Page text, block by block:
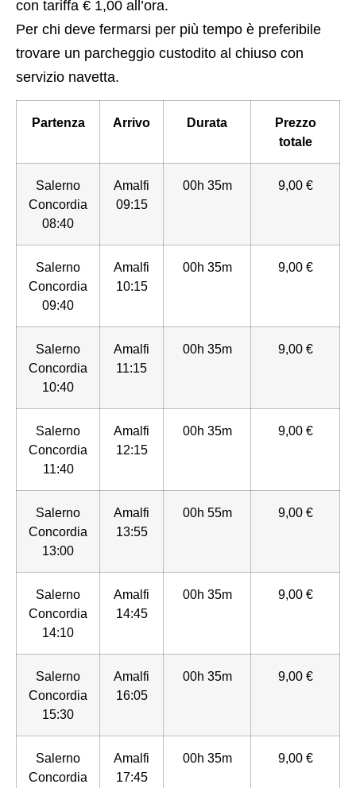
con tariffa € 1,00 all’ora.
Per chi deve fermarsi per più tempo è preferibile
trovare un parcheggio custodito al chiuso con
servizio navetta.
Partenza Arrivo Durata
Prezzo
totale
Salerno
Concordia
08:40
Amalfi
09:15
00h 35m 9,00 €
Salerno
Concordia
09:40
Amalfi
10:15
00h 35m 9,00 €
Salerno
Concordia
10:40
Amalfi
11:15
00h 35m 9,00 €
Salerno
Concordia
11:40
Amalfi
12:15
00h 35m 9,00 €
Salerno
Concordia
13:00
Amalfi
13:55
00h 55m 9,00 €
Salerno
Concordia
14:10
Amalfi
14:45
00h 35m 9,00 €
Salerno
Concordia
15:30
Amalfi
16:05
00h 35m 9,00 €
Salerno
Concordia
Amalfi
17:45
00h 35m 9,00 €